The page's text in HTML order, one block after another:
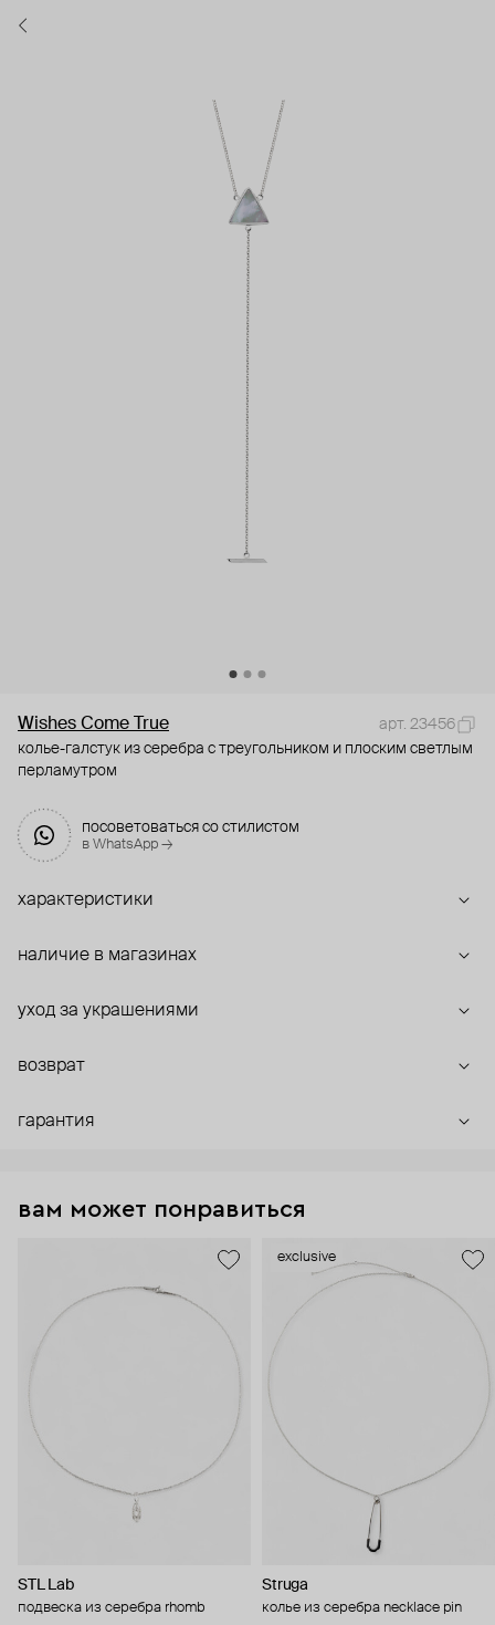
Wishes Come True
арт. 23456
колье-галстук из серебра с треугольником и плоским светлым
перламутром
посоветоваться со стилистом
в WhatsApp →
характеристики
наличие в магазинах
уход за украшениями
возврат
гарантия
вам может понравиться
STL Lab
подвеска из серебра rhomb
exclusive
Struga
колье из серебра necklace pin